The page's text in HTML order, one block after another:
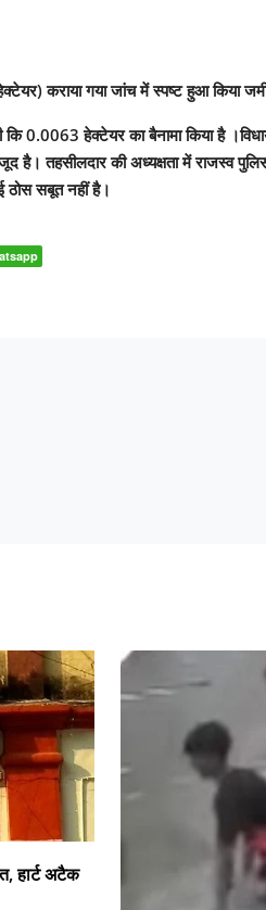
कराया गया जांच में स्पष्ट हुआ किया
हेक्टेयर का बैनामा किया है
है। तहसीलदार की अध्यक्षता में राजस्व
ठोस सबूत नहीं है।
हार्ट अटैक